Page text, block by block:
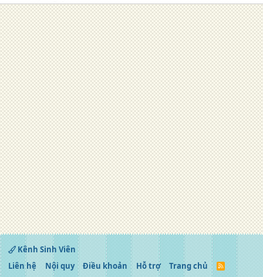
Kênh Sinh Viên
Liên hệ
Nội quy Điều khoản Hỗ trợ Trang chủ
R